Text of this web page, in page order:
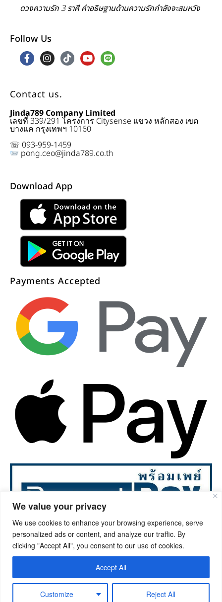
We value your privacy
We use cookies to enhance your browsing experience, serve
personalized ads or content, and analyze our traffic. By
clicking "Accept All", you consent to our use of cookies.
Customize Reject All
Accept All
ดวงความรัก 3 ราศี คำอธิษฐานด้านความรักกำลังจะสมหวัง
Follow Us
Contact us.
Jinda789 Company Limited
เลขที่ 339/291 โครงการ Citysense แขวง หลักสอง เขต
บางแค กรุงเทพฯ 10160
☏ 093-959-1459
pong.ceo@jinda789.co.th
Download App
Payments Accepted
©2023. Ongphrawallpaper.com All rights reserved.
ไทย English 简体中文
中國傳統的）